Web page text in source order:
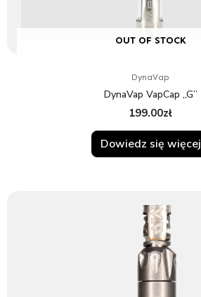
OUT OF STOCK
DynaVap
DynaVap VapCap „G”
199.00zł
Dowiedz się więcej